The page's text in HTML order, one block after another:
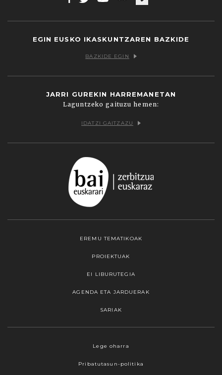
EGIN EUSKO IKASKUNTZAREN BAZKIDE
BAZKIDE EGIN
JARRI GUREKIN HARREMANETAN
Laguntzeko gaituzu hemen:
IDATZI GAITZAZU
EREMU TEMATIKOAK
PROIEKTUAK
EI LIBURUTEGIA
AGENDA ETA JARDUERAK
SARIAK
Lege oharra
Pribatutasun-politika
Webgune honek cookieak erabiltzen ditu,
nabigatzeko nahiago duzun cookie aukera.